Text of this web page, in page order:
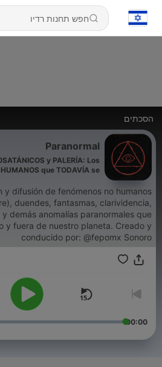
הסכתים
Paranormal
y PALERÍA: Los
que TODAVÍA se
y difusión de fenómenos no humanos
duendes, fantasmas, clarividencia,
demás anomalías paranormales que
y fuera de nuestro planeta. Creado y
conducido por: @fepomx Sonoro
00:00